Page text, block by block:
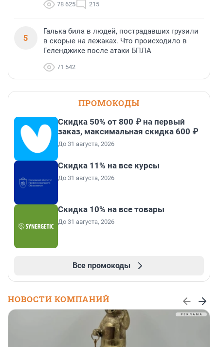
78 625 215
5
Галька била в людей, пострадавших грузили
в скорые на лежаках. Что происходило в
Геленджике после атаки БПЛА
71 542
ПРОМОКОДЫ
Скидка 50% от 800 ₽ на первый
заказ, максимальная скидка 600 ₽
До 31 августа, 2026
Скидка 11% на все курсы
До 31 августа, 2026
Скидка 10% на все товары
До 31 августа, 2026
Все промокоды
НОВОСТИ КОМПАНИЙ